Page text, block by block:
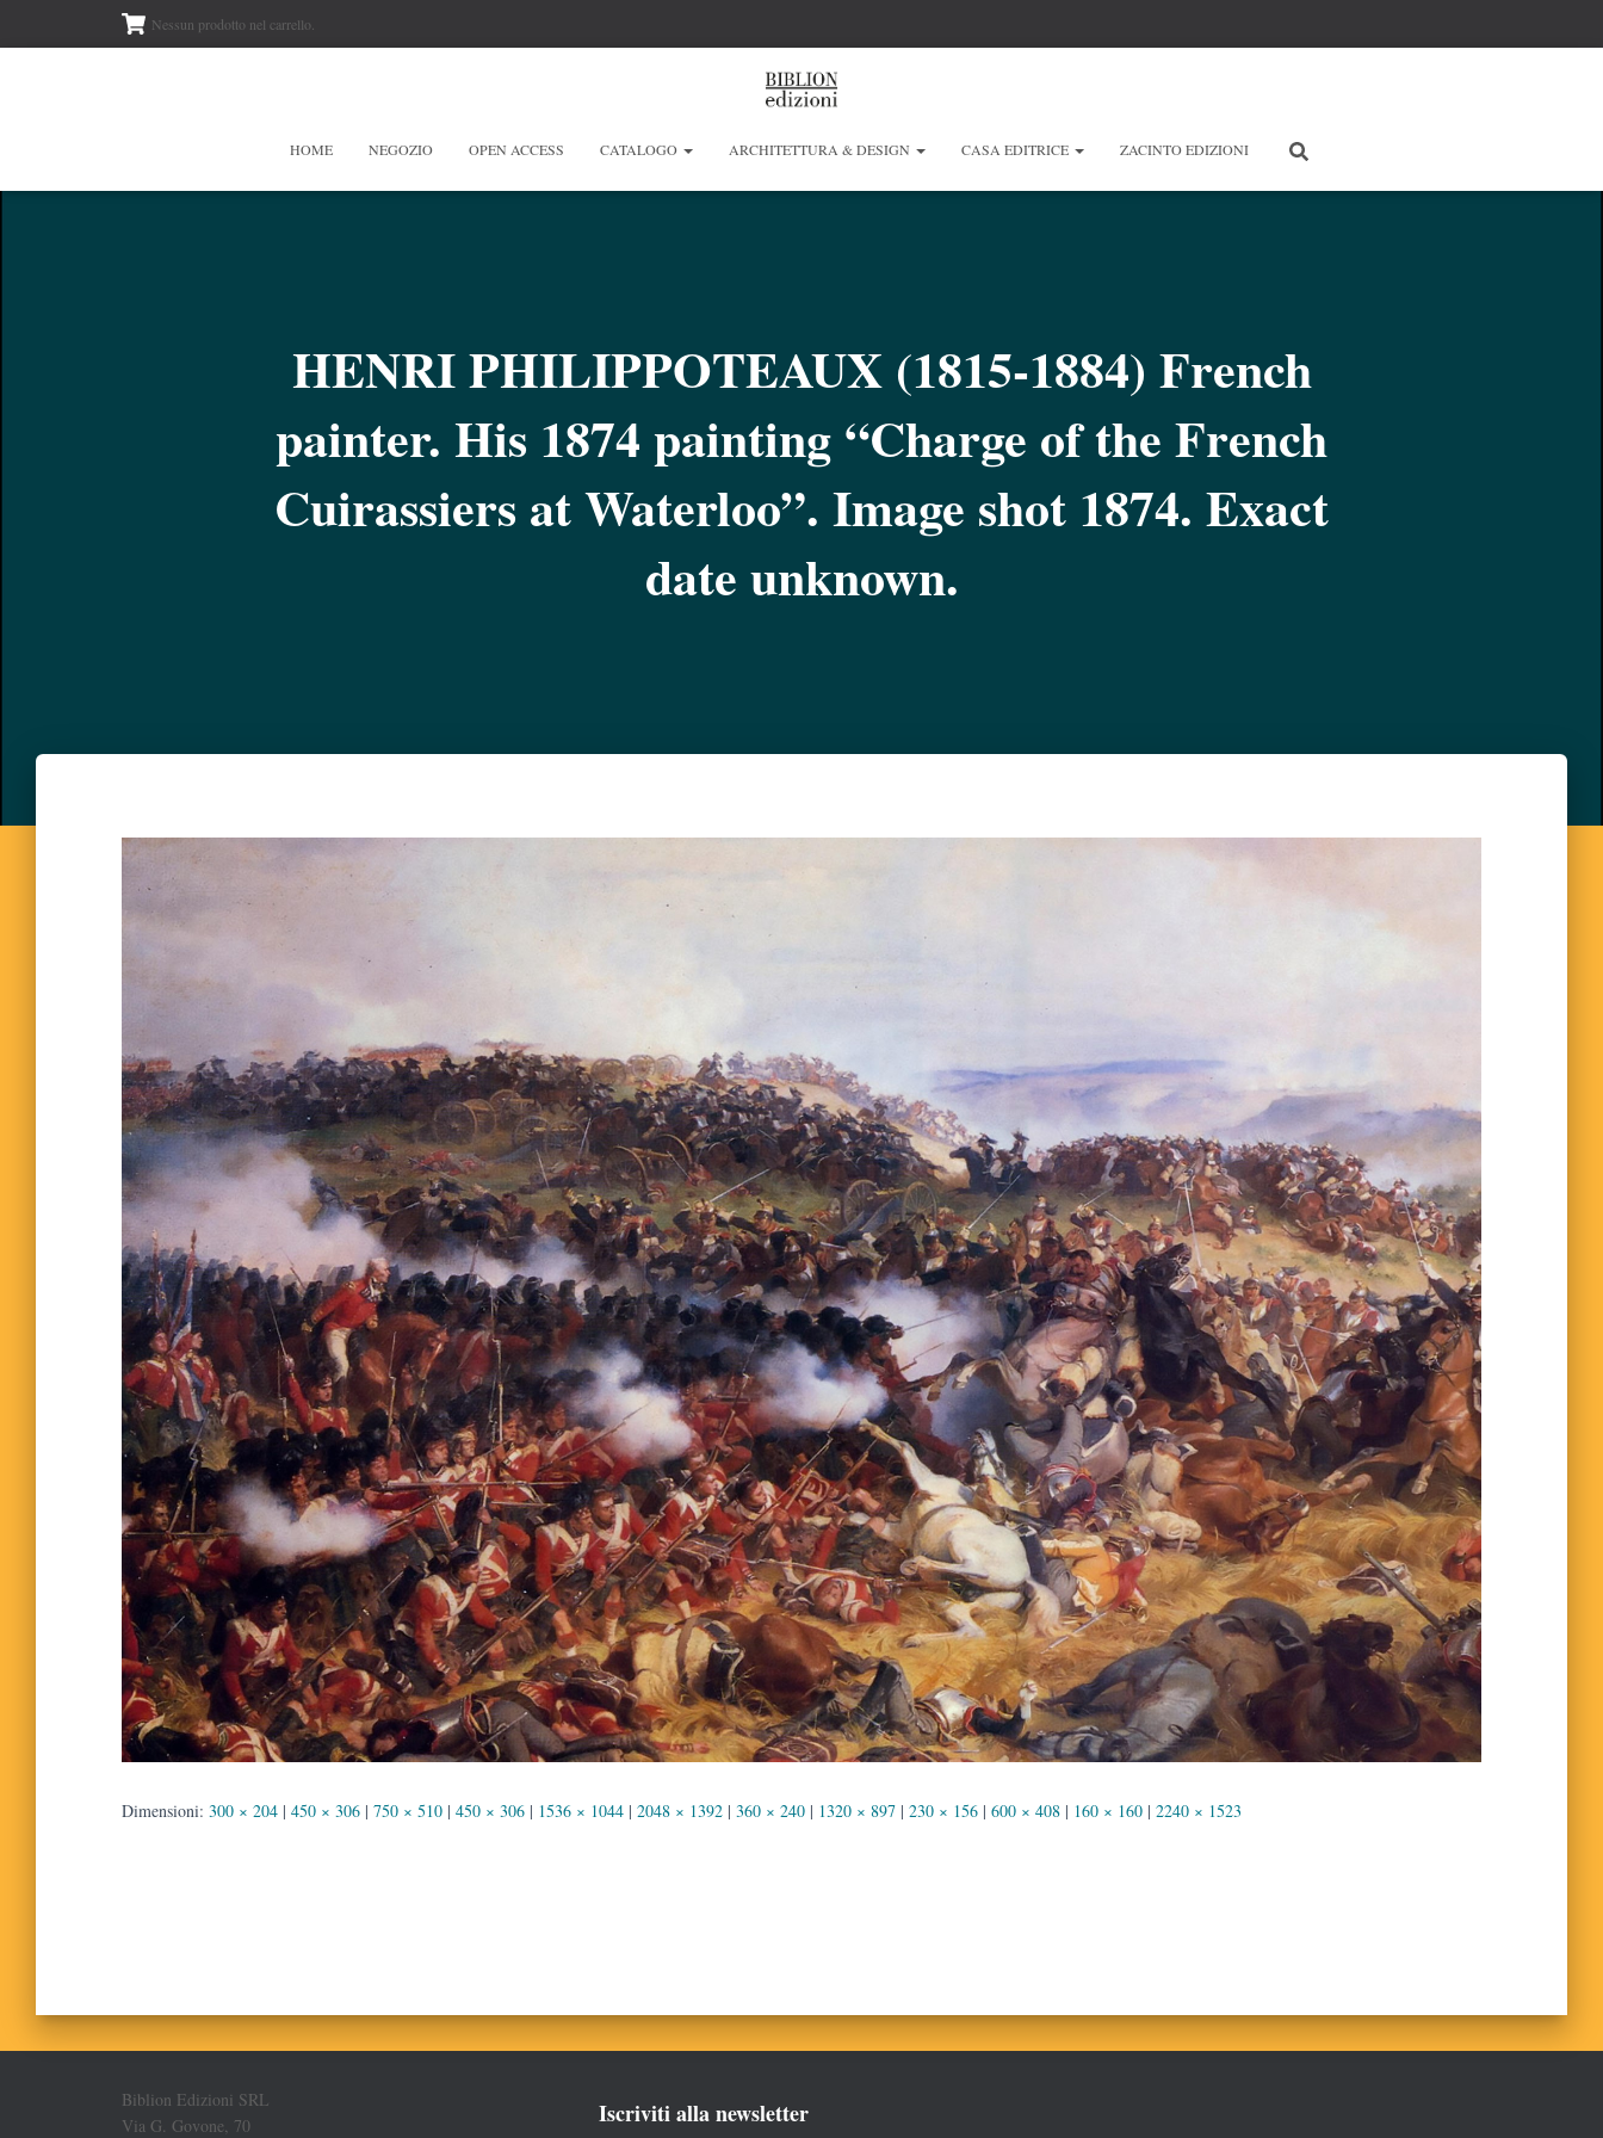
Nessun prodotto nel carrello.
HOME NEGOZIO OPEN ACCESS CATALOGO ARCHITETTURA & DESIGN CASA EDITRICE ZACINTO EDIZIONI
HENRI PHILIPPOTEAUX (1815-1884) French
painter. His 1874 painting “Charge of the French
Cuirassiers at Waterloo”. Image shot 1874. Exact
date unknown.
Dimensioni: 300 × 204 | 450 × 306 | 750 × 510 | 450 × 306 | 1536 × 1044 | 2048 × 1392 | 360 × 240 | 1320 × 897 | 230 × 156 | 600 × 408 | 160 × 160 | 2240 × 1523
Biblion Edizioni SRL
Via G. Govone, 70
Iscriviti alla newsletter